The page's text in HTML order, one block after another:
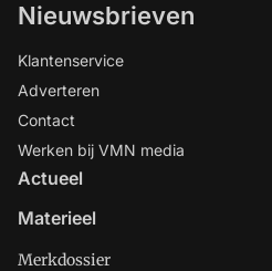
Nieuwsbrieven
Klantenservice
Adverteren
Contact
Werken bij VMN media
Actueel
Materieel
Merkdossier